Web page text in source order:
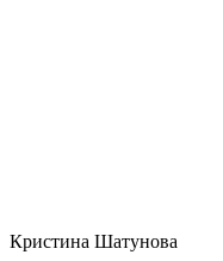
Кристина Шатунова